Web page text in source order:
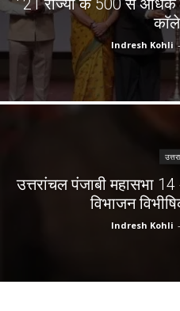
Indresh Kohli -
उत्तरांचल पंजाबी महासभा 14
विभाजन
Indresh Kohli -